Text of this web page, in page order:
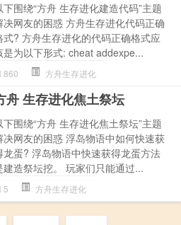
下围绕“方舟 生存进化建造代码”主题
决网友的困惑 方舟生存进化代码正确
式? 方舟生存进化的代码正确格式应
是为以下形式: cheat addexpe...
860 方舟生存进化
舟 生存进化焦土祭坛
下围绕“方舟 生存进化焦土祭坛”主题
决网友的困惑 浮岛物语中如何快速获
龙蛋? 浮岛物语中快速获得龙蛋方法
建造祭坛挖。 玩家们只能通过...
5 方舟生存进化